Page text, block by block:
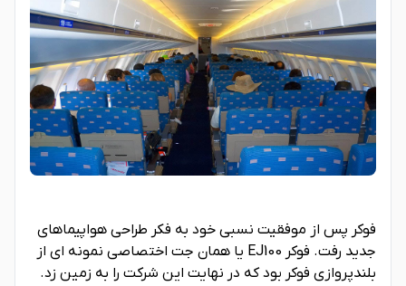
فوکر پس از موفقیت نسبی خود به فکر طراحی هواپیماهای
جدید رفت. فوکر EJ100 یا همان جت اختصاصی نمونه ای از
بلندپروازی فوکر بود که در نهایت این شرکت را به زمین زد.